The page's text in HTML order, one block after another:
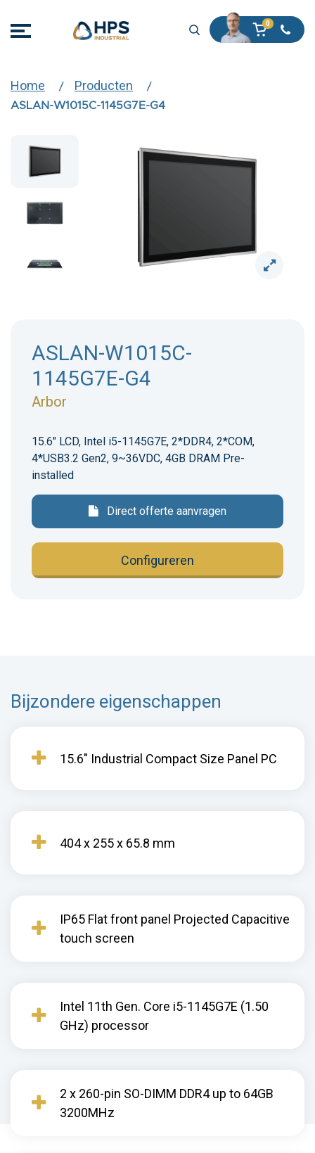
Home Producten
ASLAN-W1015C-1145G7E-G4
ASLAN-W1015C-
1145G7E-G4
Arbor
15.6" LCD, Intel i5-1145G7E, 2*DDR4, 2*COM,
4*USB3.2 Gen2, 9~36VDC, 4GB DRAM Pre-
installed
Direct offerte aanvragen
Configureren
Bijzondere eigenschappen
15.6" Industrial Compact Size Panel PC
404 x 255 x 65.8 mm
IP65 Flat front panel Projected Capacitive
touch screen
Intel 11th Gen. Core i5-1145G7E (1.50
GHz) processor
2 x 260-pin SO-DIMM DDR4 up to 64GB
3200MHz